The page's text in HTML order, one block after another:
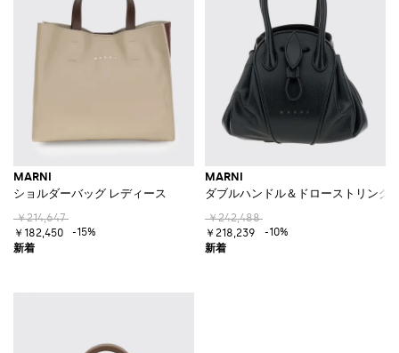
MARNI
ショルダーバッグ レディース
￥214,647
￥182,450
-15%
MARNI
ダブルハンドル＆ドローストリング
￥242,488
￥218,239
-10%